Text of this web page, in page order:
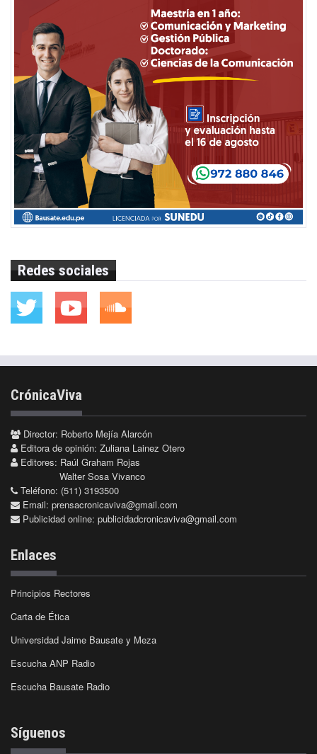
Redes sociales
CrónicaViva
Director: Roberto Mejía Alarcón
Editora de opinión: Zuliana Lainez Otero
Editores: Raúl Graham Rojas
Walter Sosa Vivanco
Teléfono: (511) 3193500
Email: prensacronicaviva@gmail.com
Publicidad online: publicidadcronicaviva@gmail.com
Enlaces
Principios Rectores
Carta de Ética
Universidad Jaime Bausate y Meza
Escucha ANP Radio
Escucha Bausate Radio
Síguenos